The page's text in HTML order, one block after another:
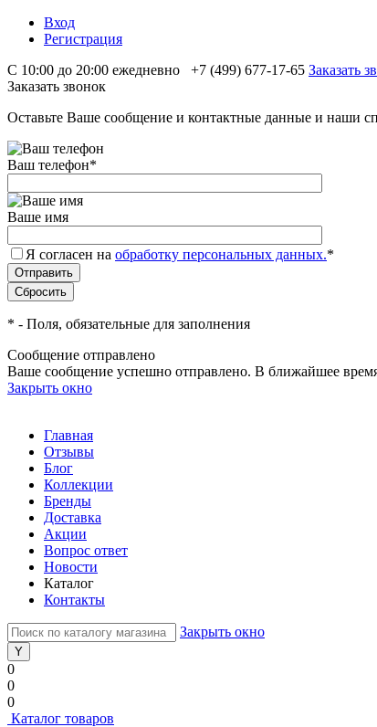
Вход
Регистрация
С 10:00 до 20:00 ежедневно
+7 (499) 677-17-65 Заказать
Заказать звонок
Оставьте Ваше сообщение и контактные данные и наши
Ваш телефон*
Ваше имя
Я согласен на обработку персональных данных.*
* - Поля, обязательные для заполнения
Сообщение отправлено
Ваше сообщение успешно отправлено. В ближайшее
Закрыть окно
Главная
Отзывы
Блог
Коллекции
Бренды
Доставка
Акции
Вопрос ответ
Новости
Каталог
Контакты
Закрыть окно
0
0
0
Каталог товаров